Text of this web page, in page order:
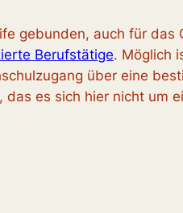
gebunden, auch für
Berufstätige. Möglich
über eine
es sich hier nicht um